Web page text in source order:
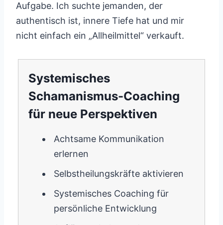
Aufgabe. Ich suchte jemanden, der
authentisch ist, innere Tiefe hat und mir
nicht einfach ein „Allheilmittel“ verkauft.
Systemisches
Schamanismus-Coaching
für neue Perspektiven
Achtsame Kommunikation
erlernen
Selbstheilungskräfte aktivieren
Systemisches Coaching für
persönliche Entwicklung